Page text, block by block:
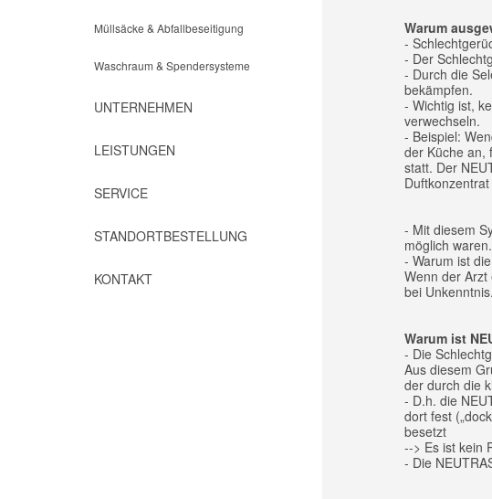
Müllsäcke & Abfallbeseitigung
Waschraum & Spendersysteme
UNTERNEHMEN
LEISTUNGEN
SERVICE
STANDORTBESTELLUNG
KONTAKT
Warum
-
- Der
- Durch die
bekämpfen.
- Wichtig ist,
verwechseln.
- Beispiel:
der Küche an,
statt. Der
- Mit diesem
möglich
- Warum ist
Wenn der
bei
Warum ist
- Die
Aus diesem
der durch die
- D.h. die
dort fest
besetzt
--> Es ist kein
- Die